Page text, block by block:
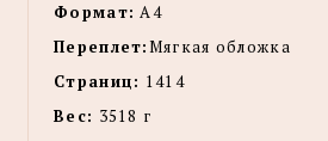
Формат: А4
Переплет:Мягкая обложка
Страниц: 1414
Вес: 3518 г